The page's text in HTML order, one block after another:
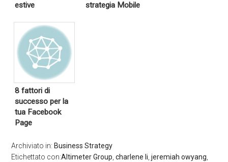
estive
strategia Mobile
8 fattori di
successo per la
tua Facebook
Page
Archiviato in: Business Strategy
Etichettato con:Altimeter Group,charlene li,jeremiah owyang,